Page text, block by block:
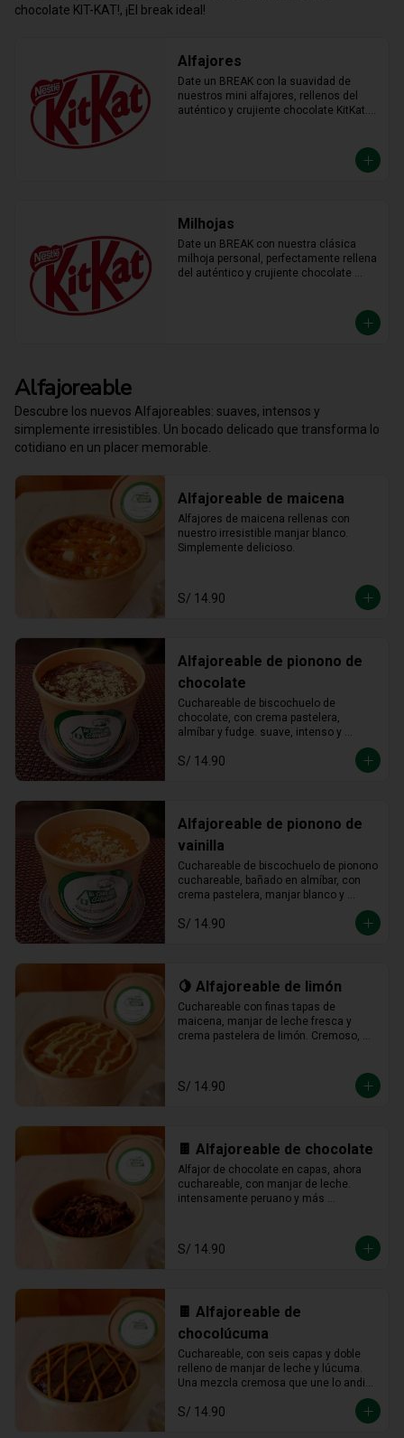
chocolate KIT-KAT!, ¡El break ideal!
Alfajores
Date un BREAK con la suavidad de
nuestros mini alfajores, rellenos del
auténtico y crujiente chocolate KitKat.
Milhojas
Date un BREAK con nuestra clásica
milhoja personal, perfectamente rellena
del auténtico y crujiente chocolate
desconectar y disfrutar de un placer
crujiente que no vas a querer compartir.
Alfajoreable
Descubre los nuevos Alfajoreables: suaves, intensos y
simplemente irresistibles. Un bocado delicado que transforma lo
cotidiano en un placer memorable.
Alfajoreable de maicena
Alfajores de maicena rellenas con
nuestro irresistible manjar blanco.
Simplemente delicioso.
S/ 14.90
Alfajoreable de pionono de
chocolate
Cuchareable de biscochuelo de
chocolate, con crema pastelera,
almíbar y fudge. suave, intenso y
cucharada.
S/ 14.90
Alfajoreable de pionono de
vainilla
Cuchareable de biscochuelo de pionono
cuchareable, bañado en almíbar, con
crema pastelera, manjar blanco y
fudge. Suave, dulce y una delicia que
se disfruta a cucharadas.
S/ 14.90
🍋 Alfajoreable de limón
Cuchareable con finas tapas de
maicena, manjar de leche fresca y
crema pastelera de limón. Cremoso,
S/ 14.90
🍫 Alfajoreable de chocolate
Alfajor de chocolate en capas, ahora
cuchareable, con manjar de leche.
intensamente peruano y más
S/ 14.90
🍫 Alfajoreable de
chocolúcuma
Cuchareable, con seis capas y doble
relleno de manjar de leche y lúcuma.
Una mezcla cremosa que une lo andino
S/ 14.90